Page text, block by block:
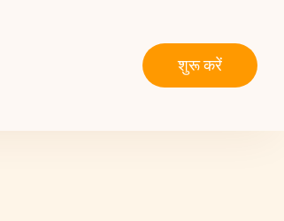
शुरू करें